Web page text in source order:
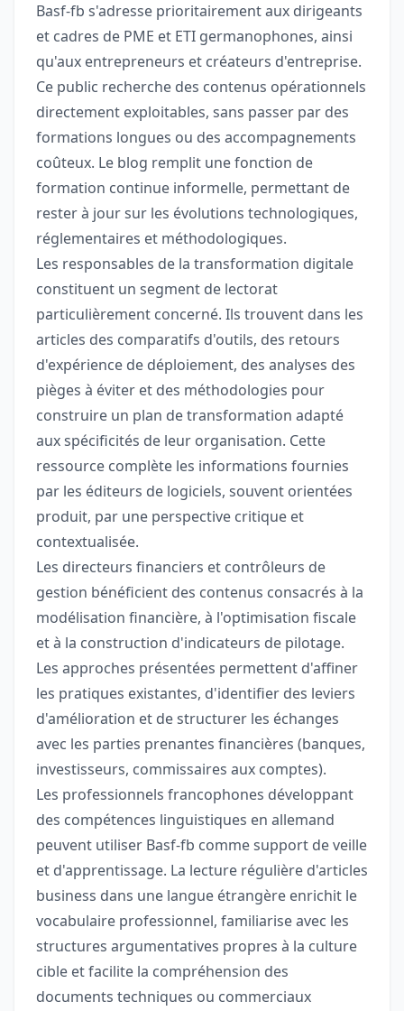
Basf-fb s'adresse prioritairement aux dirigeants
et cadres de PME et ETI germanophones, ainsi
qu'aux entrepreneurs et créateurs d'entreprise.
Ce public recherche des contenus opérationnels
directement exploitables, sans passer par des
formations longues ou des accompagnements
coûteux. Le blog remplit une fonction de
formation continue informelle, permettant de
rester à jour sur les évolutions technologiques,
réglementaires et méthodologiques.
Les responsables de la transformation digitale
constituent un segment de lectorat
particulièrement concerné. Ils trouvent dans les
articles des comparatifs d'outils, des retours
d'expérience de déploiement, des analyses des
pièges à éviter et des méthodologies pour
construire un plan de transformation adapté
aux spécificités de leur organisation. Cette
ressource complète les informations fournies
par les éditeurs de logiciels, souvent orientées
produit, par une perspective critique et
contextualisée.
Les directeurs financiers et contrôleurs de
gestion bénéficient des contenus consacrés à la
modélisation financière, à l'optimisation fiscale
et à la construction d'indicateurs de pilotage.
Les approches présentées permettent d'affiner
les pratiques existantes, d'identifier des leviers
d'amélioration et de structurer les échanges
avec les parties prenantes financières (banques,
investisseurs, commissaires aux comptes).
Les professionnels francophones développant
des compétences linguistiques en allemand
peuvent utiliser Basf-fb comme support de veille
et d'apprentissage. La lecture régulière d'articles
business dans une langue étrangère enrichit le
vocabulaire professionnel, familiarise avec les
structures argumentatives propres à la culture
cible et facilite la compréhension des
documents techniques ou commerciaux